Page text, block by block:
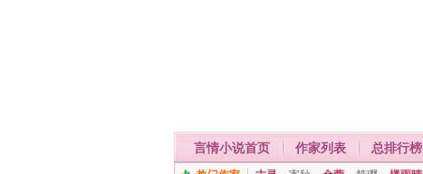
言情小说首页 作家列表 总排行榜